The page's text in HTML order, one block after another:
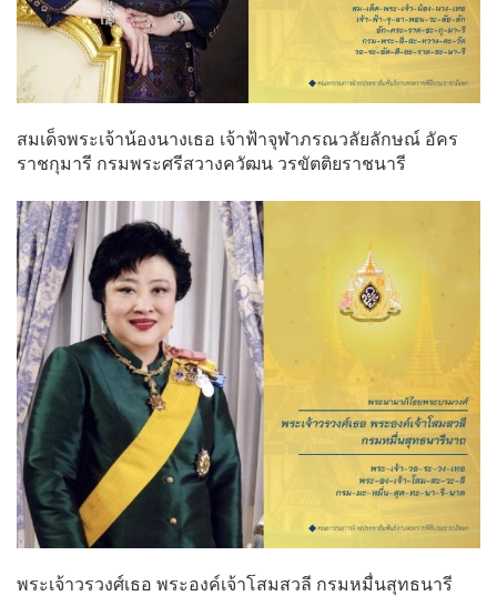
สมเด็จพระเจ้าน้องนางเธอ เจ้าฟ้าจุฬาภรณวลัยลักษณ์ อัคร
ราชกุมารี กรมพระศรีสวางควัฒน วรขัตติยราชนารี
พระเจ้าวรวงศ์เธอ พระองค์เจ้าโสมสวลี กรมหมื่นสุทธนารี